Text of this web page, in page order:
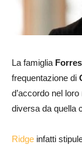
La famiglia
frequentazione di
d’accordo nel
diversa da quella
Ridge infatti